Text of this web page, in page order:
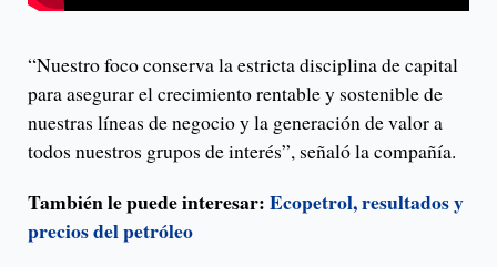
“Nuestro foco conserva la estricta disciplina de capital
para asegurar el crecimiento rentable y sostenible de
nuestras líneas de negocio y la generación de valor a
todos nuestros grupos de interés”, señaló la compañía.
También le puede interesar:Ecopetrol, resultados y
precios del petróleo